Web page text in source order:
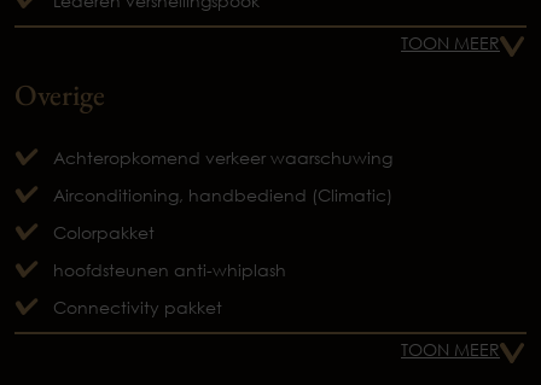
TOON MEER
Overige
Achteropkomend verkeer waarschuwing
Airconditioning, handbediend (Climatic)
Colorpakket
hoofdsteunen anti-whiplash
Connectivity pakket
TOON MEER